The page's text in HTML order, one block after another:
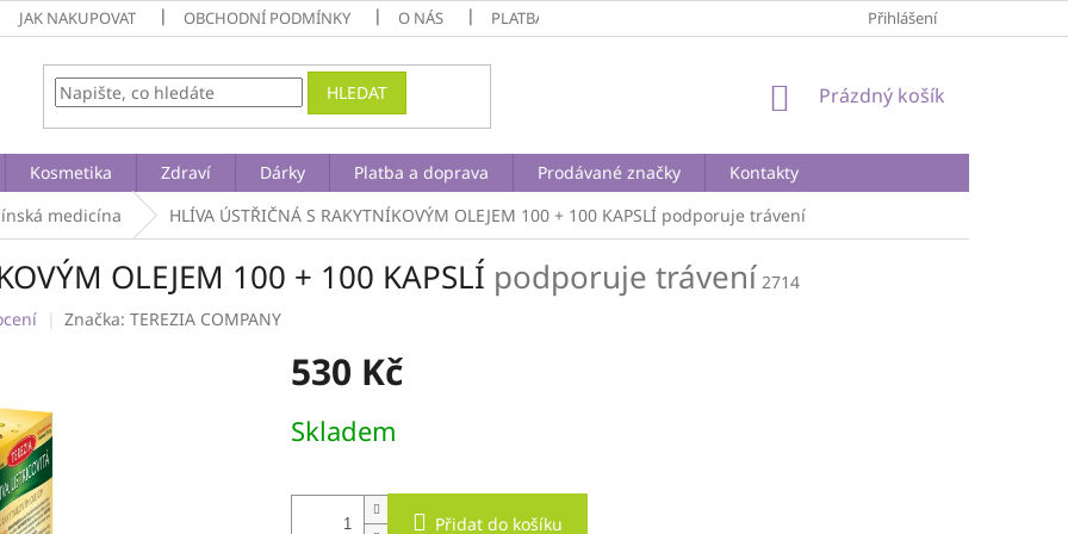
JAK NAKUPOVAT OBCHODNÍ PODMÍNKY O NÁS PLATBA A DOPRAVA PODMÍNKY OCHRANY OSOBNÍCH ÚDAJŮ
Přihlášení
HLEDAT
NÁKUPNÍ
Prázdný košík
Kosmetika Zdraví Dárky Platba a doprava Prodávané značky
Kontakty
medicína HLÍVA ÚSTŘIČNÁ S RAKYTNÍKOVÝM OLEJEM 100 + 100 KAPSLÍ podporuje trávení
OLEJEM 100 + 100 KAPSLÍ podporuje trávení 2714
Značka: TEREZIA COMPANY
530 Kč
cena:
Skladem
Přidat do košíku